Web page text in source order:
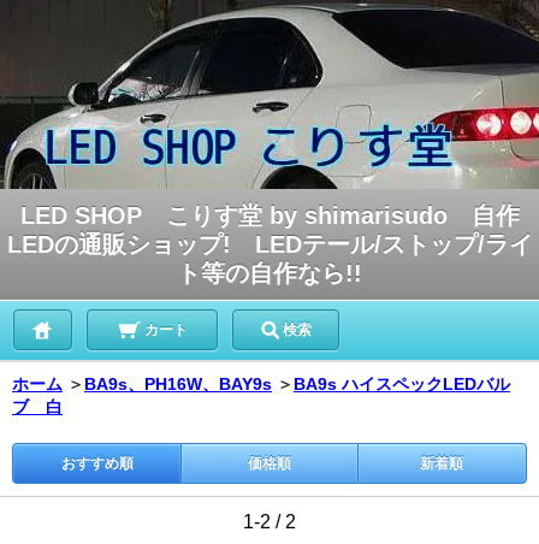
LED SHOP こりす堂 by shimarisudo 自作
LEDの通販ショップ! LEDテール/ストップ/ライ
ト等の自作なら!!
カート 検索
ホーム ＞ BA9s、PH16W、BAY9s ＞ BA9s ハイスペックLEDバル
ブ 白
おすすめ順 価格順 新着順
1-2 / 2